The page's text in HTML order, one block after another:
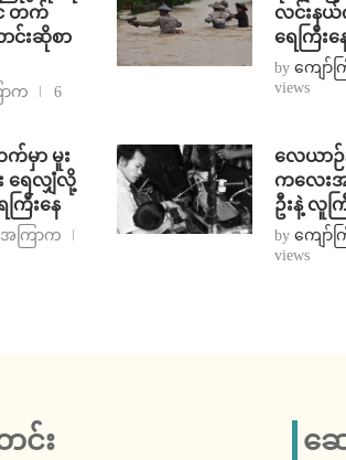
တက်
င်းဆိုစာ
ာက
6
လင်းနယ်
ရေကြီးန
by ကျော်က
views
မှာ မူး
ရေလျှံလို့
ကြီးနေ
အကြာက
လေယာဉ်
ကလေး
ဦးနဲ့ လူက
by ကျော်က
views
င်း ဆေ